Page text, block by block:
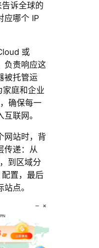
诉全球的
应哪个 IP
或
负责响应这
被托管运
家庭和企业
确保每一
联网。
网站时，背
传递：从
到区域分
置，最后
点。